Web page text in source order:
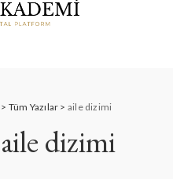
> Tüm Yazılar > aile dizimi
aile dizimi